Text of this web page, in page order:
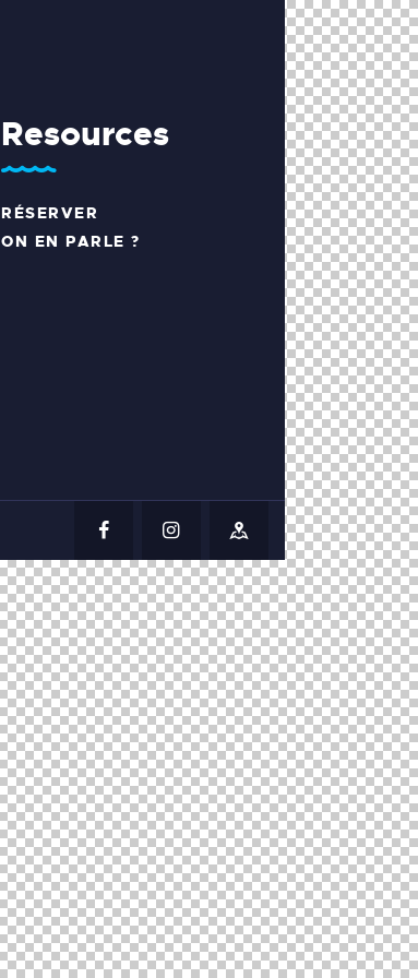
Resources
RÉSERVER
ON EN PARLE ?